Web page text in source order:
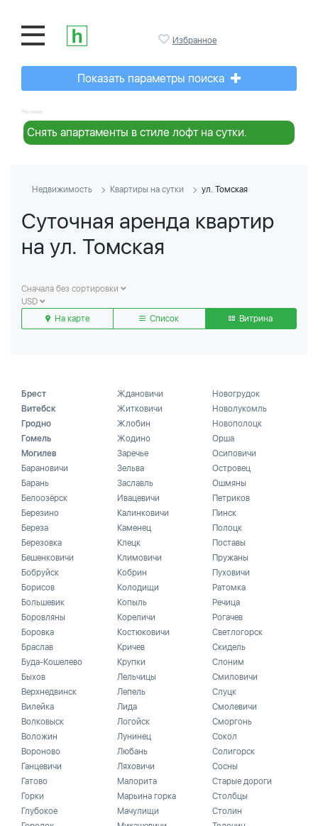
Избранное
Показать параметры поиска
Реклама:
Снять апартаменты в стиле лофт на сутки.
Недвижимость Квартиры на сутки ул. Томская
Суточная аренда квартир
на ул. Томская
Сначала без сортировки
USD
На карте
Список Витрина
Брест
Витебск
Гродно
Гомель
Могилев
Барановичи
Барань
Белоозёрск
Березино
Береза
Березовка
Бешенковичи
Бобруйск
Борисов
Большевик
Боровляны
Боровка
Браслав
Буда-Кошелево
Быхов
Верхнедвинск
Вилейка
Волковыск
Воложин
Вороново
Ганцевичи
Гатово
Горки
Глубокое
Ждановичи
Житковичи
Жлобин
Жодино
Заречье
Зельва
Заславль
Ивацевичи
Калинковичи
Каменец
Клецк
Климовичи
Кобрин
Колодищи
Копыль
Кореличи
Костюковичи
Кричев
Крупки
Лельчицы
Лепель
Лида
Логойск
Лунинец
Любань
Ляховичи
Малорита
Марьина горка
Мачулищи
Новогрудок
Новолукомль
Новополоцк
Орша
Осиповичи
Островец
Ошмяны
Петриков
Пинск
Полоцк
Поставы
Пружаны
Пуховичи
Ратомка
Речица
Рогачев
Светлогорск
Скидель
Слоним
Смиловичи
Слуцк
Смолевичи
Сморгонь
Сокол
Солигорск
Сосны
Старые дороги
Столбцы
Столин